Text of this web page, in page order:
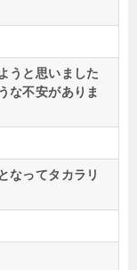
うと思いました
な不安がありま
なってタカラリ